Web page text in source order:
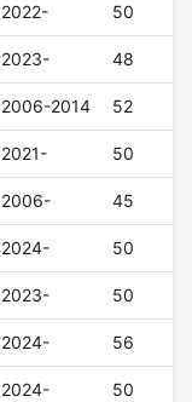
2022- 50
2023- 48
2006-2014 52
2021- 50
2006- 45
2024- 50
2023- 50
2024- 56
2024- 50